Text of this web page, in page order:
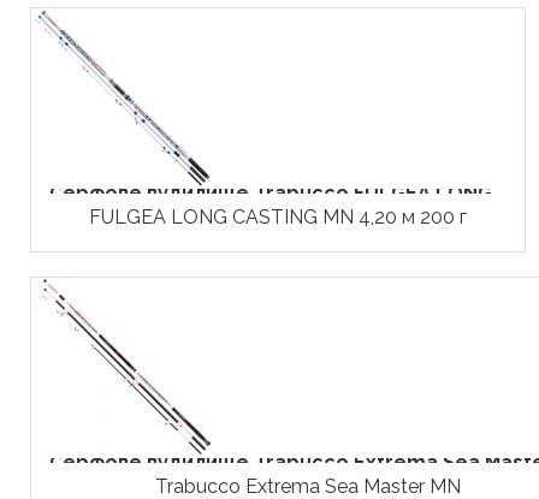
Серфове вудилище Trabucco FULGEA LONG...
FULGEA LONG CASTING MN 4,20 м 200 г
Серфове вудилище Trabucco Extrema Sea
Trabucco Extrema Sea Master MN